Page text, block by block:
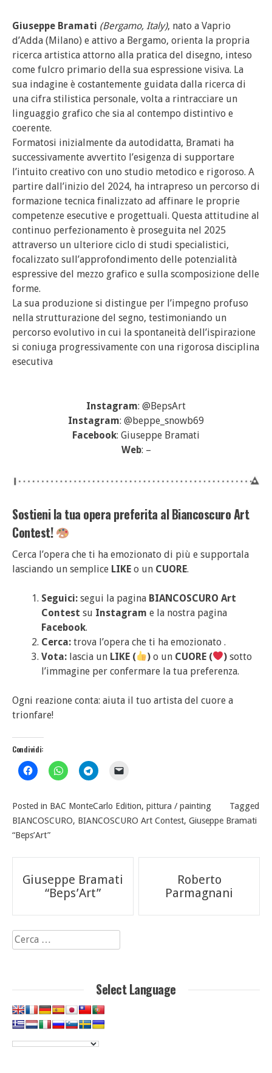
Giuseppe Bramati (Bergamo, Italy), nato a Vaprio
d’Adda (Milano) e attivo a Bergamo, orienta la propria
ricerca artistica attorno alla pratica del disegno, inteso
come fulcro primario della sua espressione visiva. La
sua indagine è costantemente guidata dalla ricerca di
una cifra stilistica personale, volta a rintracciare un
linguaggio grafico che sia al contempo distintivo e
coerente.
Formatosi inizialmente da autodidatta, Bramati ha
successivamente avvertito l’esigenza di supportare
l’intuito creativo con uno studio metodico e rigoroso. A
partire dall’inizio del 2024, ha intrapreso un percorso di
formazione tecnica finalizzato ad affinare le proprie
competenze esecutive e progettuali. Questa attitudine al
continuo perfezionamento è proseguita nel 2025
attraverso un ulteriore ciclo di studi specialistici,
focalizzato sull’approfondimento delle potenzialità
espressive del mezzo grafico e sulla scomposizione delle
forme.
La sua produzione si distingue per l’impegno profuso
nella strutturazione del segno, testimoniando un
percorso evolutivo in cui la spontaneità dell’ispirazione
si coniuga progressivamente con una rigorosa disciplina
esecutiva
Instagram: @BepsArt
Instagram: @beppe_snowb69
Facebook: Giuseppe Bramati
Web: –
Sostieni la tua opera preferita al Biancoscuro Art
Contest!
Cerca l’opera che ti ha emozionato di più e supportala
lasciando un semplice LIKE o un CUORE.
Seguici: segui la pagina BIANCOSCURO Art
Contest su Instagram e la nostra pagina
Facebook.
Cerca: trova l’opera che ti ha emozionato .
Vota: lascia un LIKE ( ) o un CUORE ( ) sotto
l’immagine per confermare la tua preferenza.
Ogni reazione conta: aiuta il tuo artista del cuore a
trionfare!
Condividi:
Posted in BAC MonteCarlo Edition, pittura / painting
Tagged
BIANCOSCURO, BIANCOSCURO Art Contest, Giuseppe Bramati
“Beps’Art”
Navigazione
articoli
Giuseppe Bramati
“Beps’Art”
Roberto
Parmagnani
Ricerca
per:
Select Language